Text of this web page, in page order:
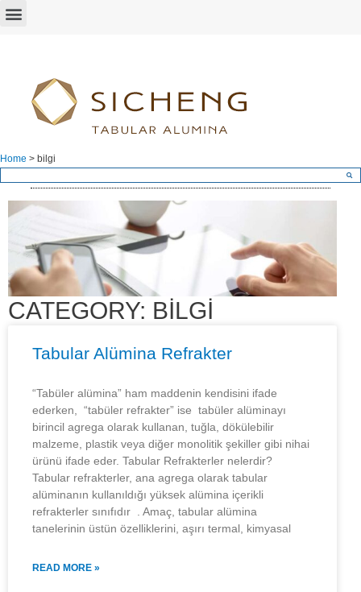
Home > bilgi
CATEGORY: BILGI
Tabular Alümina Refrakter
“Tabüler alümina” ham maddenin kendisini ifade
ederken, “tabüler refrakter” ise tabüler alüminayı
birincil agrega olarak kullanan, tuğla, dökülebilir
malzeme, plastik veya diğer monolitik şekiller gibi nihai
ürünü ifade eder. Tabular Refrakterler nelerdir?
Tabular refrakterler, ana agrega olarak tabular
alüminanın kullanıldığı yüksek alümina içerikli
refrakterler sınıfıdır . Amaç, tabular alümina
tanelerinin üstün özelliklerini, aşırı termal, kimyasal
READ MORE »